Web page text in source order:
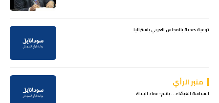
توعية صحية بالمجلس العربي باستراليا
منبر الرأي
السياسة الغبشاء .. بقلم: عماد البليك